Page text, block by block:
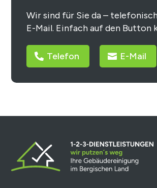
Wir sind für Sie da –
E-Mail. Einfach auf den Button
Telefon E-Mail